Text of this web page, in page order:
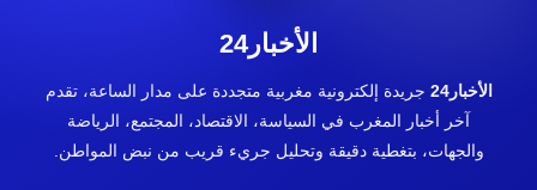
الأخبار24
الأخبار24
جريدة إلكترونية مغربية متجددة على مدار الساعة، تقدم
آخر أخبار المغرب في السياسة، الاقتصاد، المجتمع، الرياضة
والجهات، بتغطية دقيقة وتحليل جريء قريب من نبض المواطن.